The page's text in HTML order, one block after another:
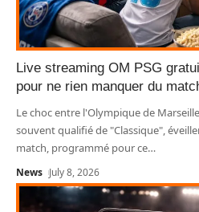
Live streaming OM PSG
pour ne rien manquer du
Le choc entre l'Olympique de
souvent qualifié de "Classique",
match, programmé pour ce…
News July 8, 2026